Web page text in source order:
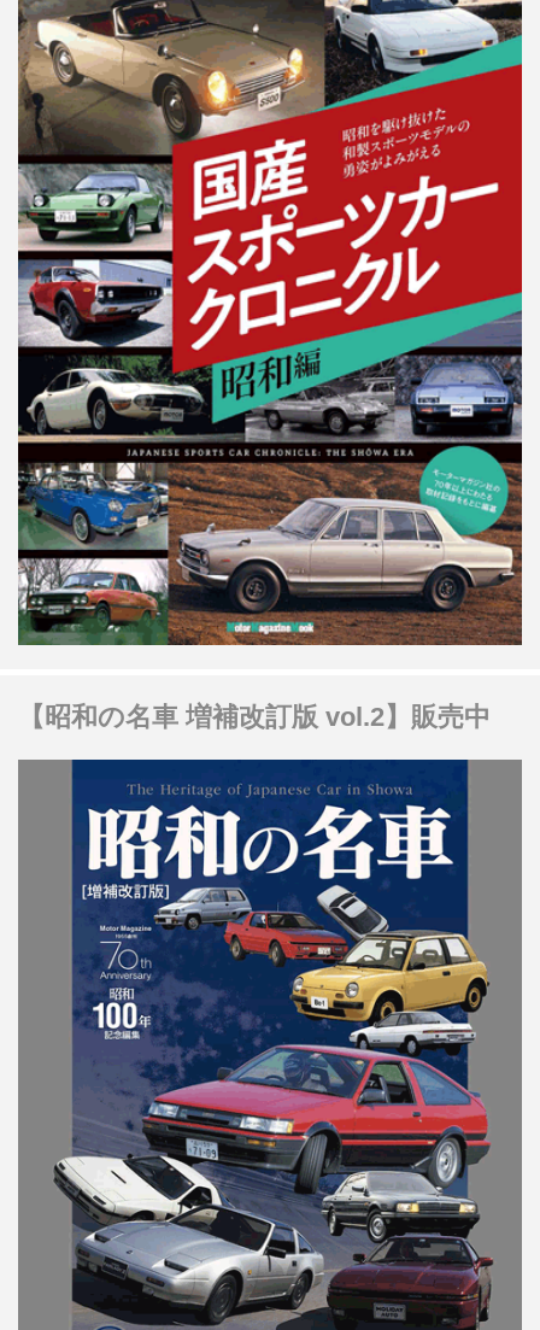
【昭和の名車 増補改訂版 vol.2】販売中